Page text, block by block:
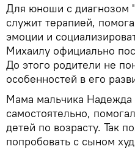
Для юноши с диагнозом
служит терапией,
эмоции и
Михаилу официально
До этого родители не
особенностей в его
Мама мальчика Надежда
самостоятельно,
детей по возрасту. Так
попробовать с сыном